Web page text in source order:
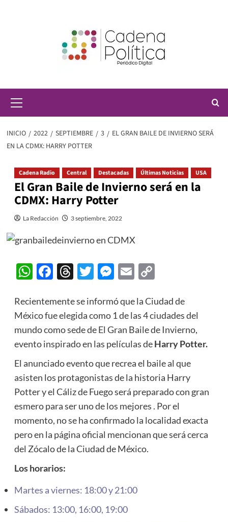
principal
INICIO 2022 SEPTIEMBRE 3
EL GRAN BAILE DE INVIERNO SERÁ
EN LA CDMX: HARRY POTTER
Cadena Radio Central Destacadas Últimas Noticias USA
El Gran Baile de Invierno será en la
CDMX: Harry Potter
La Redacción 3 septiembre, 2022
WhatsApp
Facebook
Threads
Twitter
Messenger
EmailCopy
Recientemente se informó que la Ciudad de
México fue elegida como 1 de las 4 ciudades del
mundo como sede de El Gran Baile de Invierno,
evento inspirado en las películas deHarry Potter.
El anunciado evento que recrea el baile al que
asisten los protagonistas de la historia Harry
Potter y el Cáliz de Fuego será preparado con gran
esmero para ser uno de los mejores . Por el
momento, no se ha confirmado la localidad exacta
pero en la página oficial mencionan que será cerca
del Zócalo de la Ciudad de México.
Los horarios:
Martes a viernes: 18:00 y 21:00
Sábados: 13:00, 16:00, 19:00